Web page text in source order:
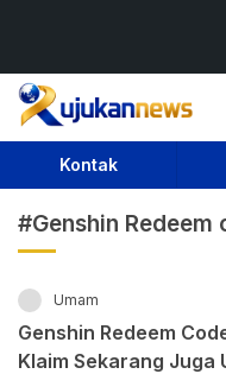
Rujukan News
Satu Rujukan Sejuta
Kontak
#Genshin Redeem
Umam
Genshin Redeem
Klaim Sekarang Juga